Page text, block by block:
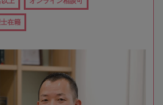
在籍